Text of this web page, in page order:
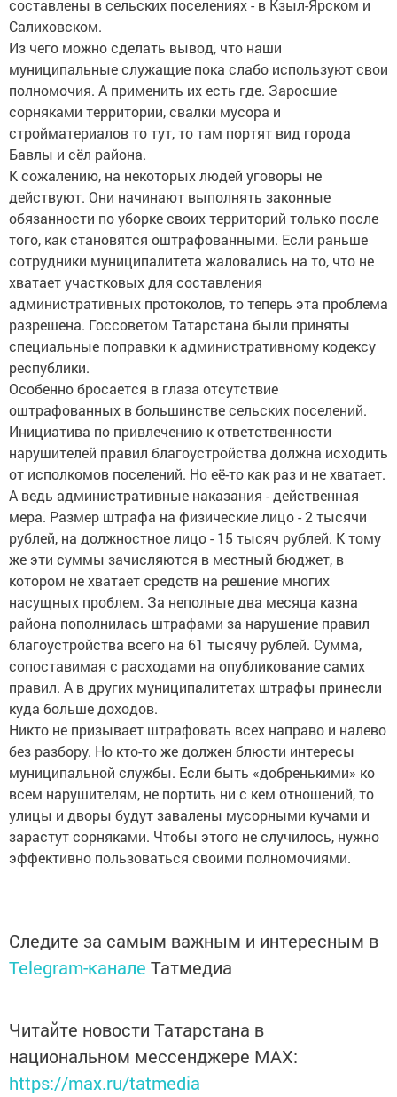
составлены в сельских поселениях - в Кзыл-Ярском и
Салиховском.
Из чего можно сделать вывод, что наши
муниципальные служащие пока слабо используют свои
полномочия. А применить их есть где. Заросшие
сорняками территории, свалки мусора и
стройматериалов то тут, то там портят вид города
Бавлы и сёл района.
К сожалению, на некоторых людей уговоры не
действуют. Они начинают выполнять законные
обязанности по уборке своих территорий только после
того, как становятся оштрафованными. Если раньше
сотрудники муниципалитета жаловались на то, что не
хватает участковых для составления
административных протоколов, то теперь эта проблема
разрешена. Госсоветом Татарстана были приняты
специальные поправки к административному кодексу
республики.
Особенно бросается в глаза отсутствие
оштрафованных в большинстве сельских поселений.
Инициатива по привлечению к ответственности
нарушителей правил благоустройства должна исходить
от исполкомов поселений. Но её-то как раз и не хватает.
А ведь административные наказания - действенная
мера. Размер штрафа на физические лицо - 2 тысячи
рублей, на должностное лицо - 15 тысяч рублей. К тому
же эти суммы зачисляются в местный бюджет, в
котором не хватает средств на решение многих
насущных проблем. За неполные два месяца казна
района пополнилась штрафами за нарушение правил
благоустройства всего на 61 тысячу рублей. Сумма,
сопоставимая с расходами на опубликование самих
правил. А в других муниципалитетах штрафы принесли
куда больше доходов.
Никто не призывает штрафовать всех направо и налево
без разбору. Но кто-то же должен блюсти интересы
муниципальной службы. Если быть «добренькими» ко
всем нарушителям, не портить ни с кем отношений, то
улицы и дворы будут завалены мусорными кучами и
зарастут сорняками. Чтобы этого не случилось, нужно
эффективно пользоваться своими полномочиями.
Следите за самым важным и интересным в
Telegram-канале Татмедиа
Читайте новости Татарстана в
национальном мессенджере MАХ:
https://max.ru/tatmedia